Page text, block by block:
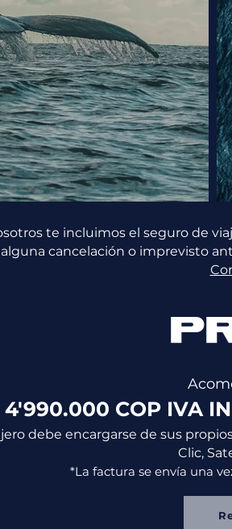
te incluimos el seguro de
cancelación o imprevisto
4'990.000 COP IVA
debe encargarse de sus
Clic,
*La factura se envía una